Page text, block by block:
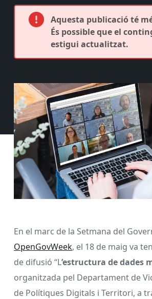
Aquesta publicació té
És possible que el
estigui actualitzat.
En el marc de la Setmana del
OpenGovWeek, el 18 de maig va
de difusió “L’estructura de dades
organitzada pel Departament de
de Polítiques Digitals i Territori, a